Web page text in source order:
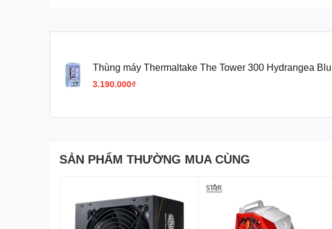
Thùng máy Thermaltake The Tower 300 Hydrangea Blue
Micro Tower Chassis | Xanh, sẵn 2 fan ARGB 14cm (CA-
3.190.000₫
SẢN PHẨM THƯỜNG MUA CÙNG